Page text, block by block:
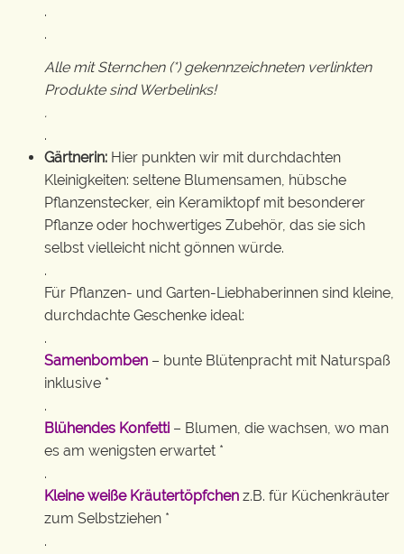
.
.
Alle mit Sternchen (*) gekennzeichneten verlinkten
Produkte sind Werbelinks!
.
.
Gärtnerin: Hier punkten wir mit durchdachten
Kleinigkeiten: seltene Blumensamen, hübsche
Pflanzenstecker, ein Keramiktopf mit besonderer
Pflanze oder hochwertiges Zubehör, das sie sich
selbst vielleicht nicht gönnen würde.
.
Für Pflanzen- und Garten-Liebhaberinnen sind kleine,
durchdachte Geschenke ideal:
.
Samenbomben – bunte Blütenpracht mit Naturspaß
inklusive *
.
Blühendes Konfetti – Blumen, die wachsen, wo man
es am wenigsten erwartet *
.
Kleine weiße Kräutertöpfchen z.B. für Küchenkräuter
zum Selbstziehen *
.